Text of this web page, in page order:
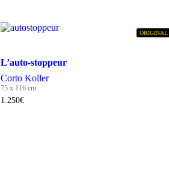
ORIGINAL
L’auto-stoppeur
Corto Koller
75 x 116 cm
1.250€